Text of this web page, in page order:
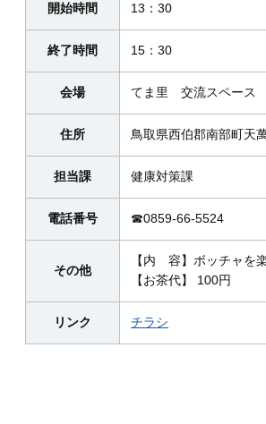
開始時間 13：30
終了時間 15：30
会場 てま里 交流スペース
住所 鳥取県西伯郡南部町天
担当課 健康対策課
電話番号 ☎0859-66-5524
その他
【内 容】ボッチャを
【お茶代】 100円
リンク チラシ